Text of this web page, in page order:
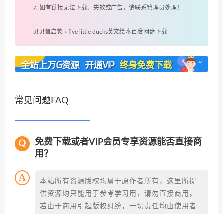
7. 如有链接无法下载、失效或广告，请联系管理员处理！
贝贝鼠启蒙 » five little ducks英文绘本百度网盘下载
常见问题FAQ
免费下载或者VIP会员专享资源能否直接商
用？
本站所有资源版权均属于原作者所有，这里所提
供资源均只能用于参考学习用，请勿直接商用。
若由于商用引起版权纠纷，一切责任均由使用者